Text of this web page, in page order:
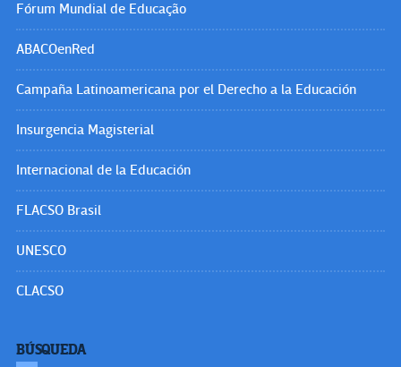
Fórum Mundial de Educação
ABACOenRed
Campaña Latinoamericana por el Derecho a la Educación
Insurgencia Magisterial
Internacional de la Educación
FLACSO Brasil
UNESCO
CLACSO
BÚSQUEDA